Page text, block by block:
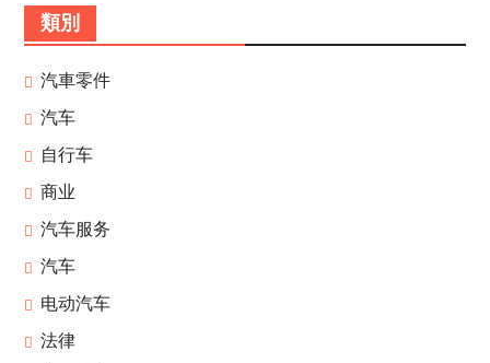
類別
汽車零件
汽车
自行车
商业
汽车服务
汽车
电动汽车
法律